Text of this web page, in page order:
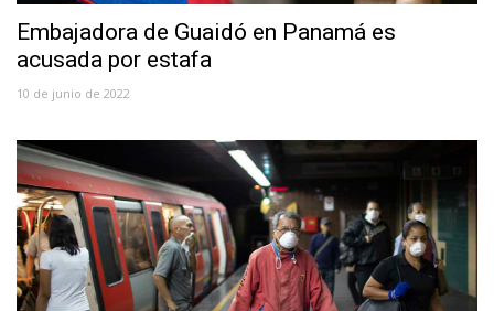
Embajadora de Guaidó en Panamá es
acusada por estafa
10 de junio de 2022